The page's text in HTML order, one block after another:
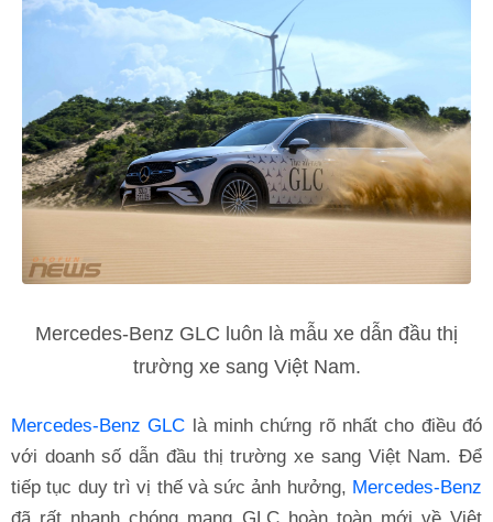
Mercedes-Benz GLC luôn là mẫu xe dẫn đầu thị
trường xe sang Việt Nam.
Mercedes-Benz GLC là minh chứng rõ nhất cho điều đó
với doanh số dẫn đầu thị trường xe sang Việt Nam. Để
tiếp tục duy trì vị thế và sức ảnh hưởng, Mercedes-Benz